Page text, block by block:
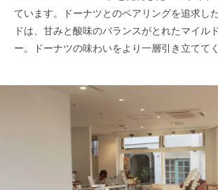
ています。ドーナツとのペアリングを追求し
ドは、甘みと酸味のバランスがとれたマイル
ー。ドーナツの味わいをより一層引き立てて